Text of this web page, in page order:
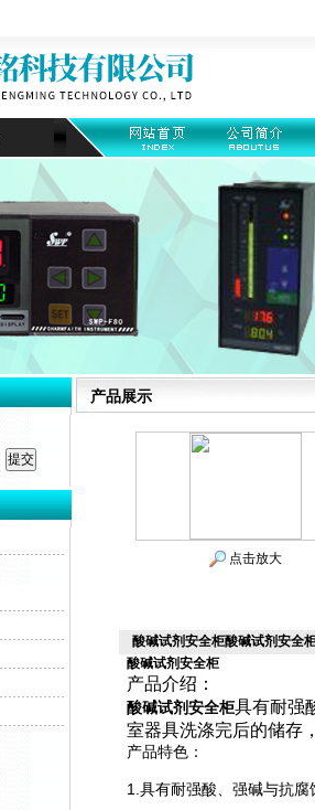
产品展示
点击放大
酸碱试剂安全柜酸碱试剂安全
酸碱试剂安全柜
产品介绍：
酸碱试剂安全柜具有耐强
室器具洗涤完后的储存
产品特色：
1.具有耐强酸、强碱与抗腐